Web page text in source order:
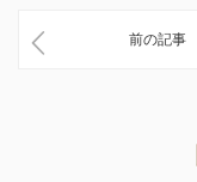
前の記事